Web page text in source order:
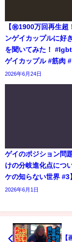
【㊗️1900万回再生超
ンゲイカップルに好
を聞いてみた！
ゲイカップル #筋肉
2026年6月24日
ゲイのポジション問
けの分岐進化点につ
ケの知らない世界 #3
2026年6月1日